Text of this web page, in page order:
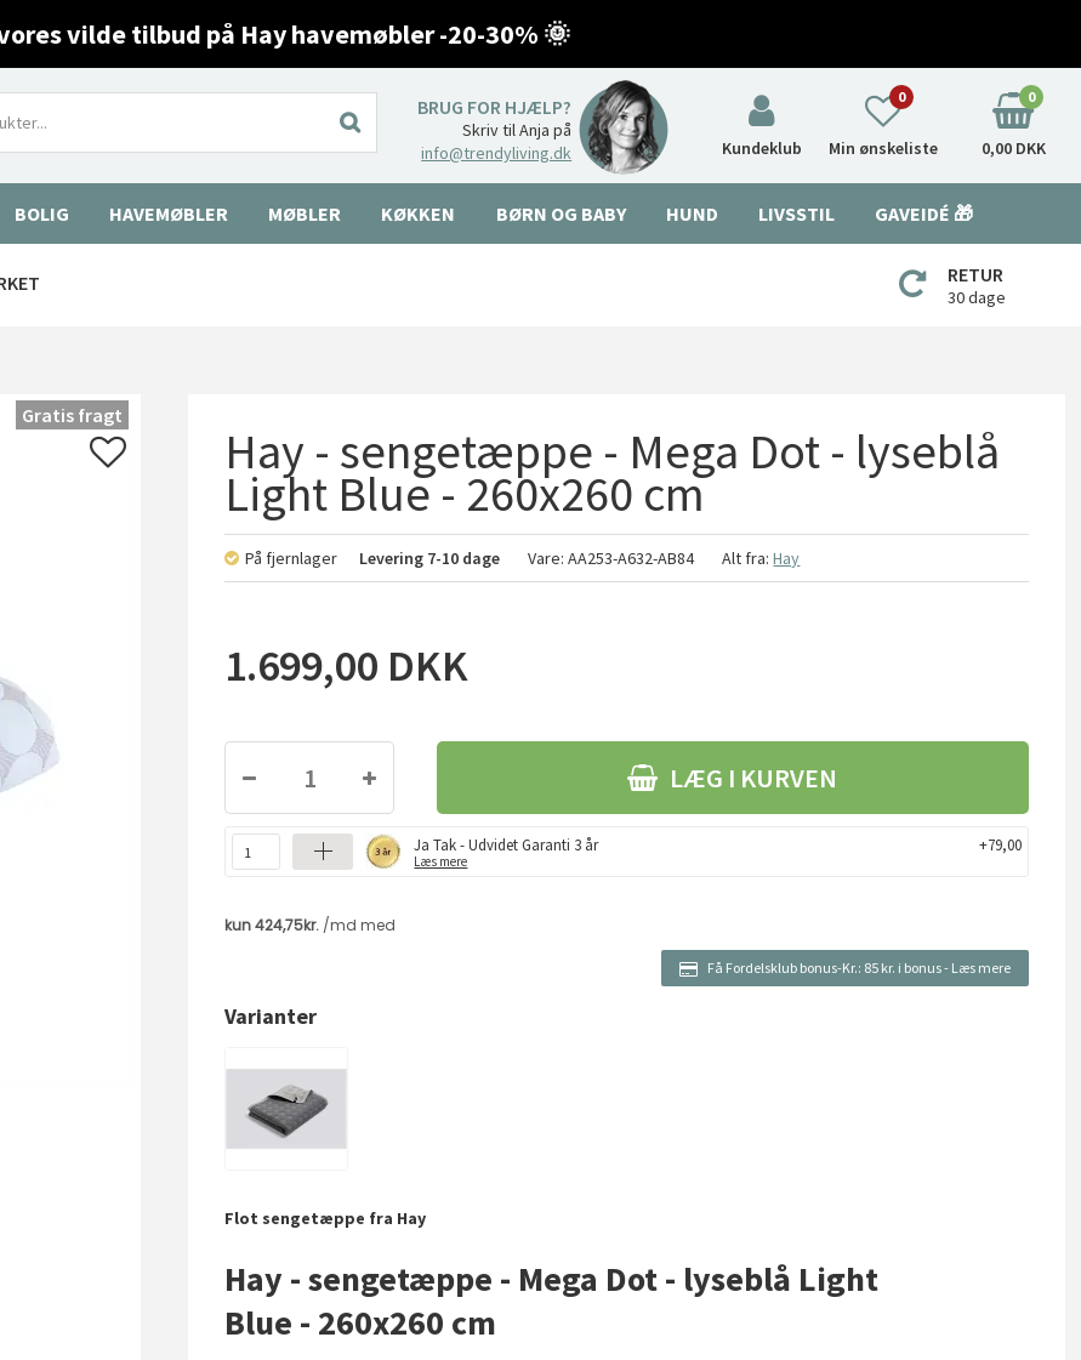
vilde tilbud på Hay havemøbler -20-30% 🌞
BRUG FOR HJÆLP?
Skriv til Anja på
info@trendyliving.dk
Kundeklub Min ønskeliste
0 0
0,00 DKK
BOLIG HAVEMØBLER MØBLER KØKKEN BØRN OG BABY HUND LIVSSTIL GAVEIDÉ 🎁
RETUR
30 dage
Gratis fragt
Hay - sengetæppe - Mega Dot - lyseblå
Light Blue - 260x260 cm
På fjernlager Levering 7-10 dage Vare:AA253-A632-AB84 Alt fra:Hay
1.699,00 DKK
LÆG I KURVEN
Ja Tak - Udvidet Garanti 3 år
Læs mere
+79,00
Få Fordelsklub bonus-Kr.: 85 kr. i bonus- Læs mere
Varianter
Flot sengetæppe fra Hay
Hay - sengetæppe - Mega Dot - lyseblå Light
Blue - 260x260 cm